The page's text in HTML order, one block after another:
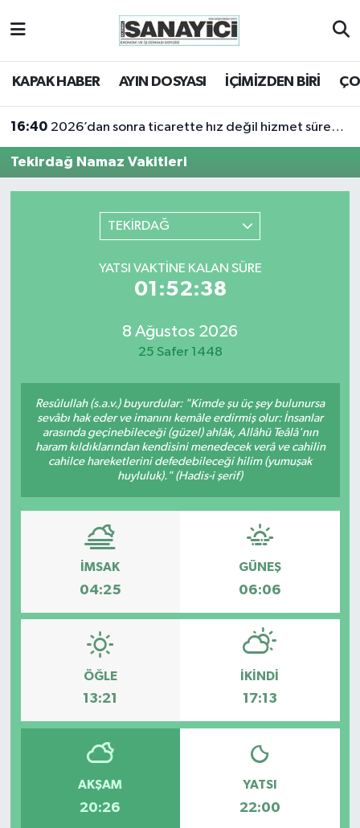
KAPAK HABER AYIN DOSYASI İÇİMİZDEN BİRİ
16:40 2026’dan sonra ticarette hız değil hizmet sürekliliği öne çıkacak
Tekirdağ Namaz Vakitleri
TEKİRDAĞ
YATSI VAKTINE KALAN SÜRE
01:52:38
8 Ağustos 2026
25 Safer 1448
Resûlullah (s.a.v.) buyurdular: "Kimde şu üç şey bulunursa
sevâbı hak eder ve imanını kemâle erdirmiş olur: İnsanlar
arasında geçinebileceği (güzel) ahlâk, Allâhü Teâlâ'nın
haram kıldıklarından kendisini menedecek verâ ve cahilin
cahilce hareketlerini defedebileceği hilim (yumuşak
huyluluk)." (Hadis-i şerif)
İMSAK
04:25
GÜNEŞ
06:06
ÖĞLE
13:21
İKINDI
17:13
AKŞAM
20:26
YATSI
22:00
Tekirdağ Nöbetçi Eczaneler
Süper Lig Puan Durumu ve Fikstür
Tüm Manşetler